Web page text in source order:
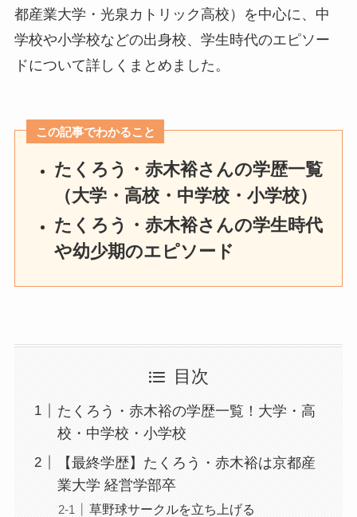
都産業大学・光泉カトリック高校）を中心に、中
学校や小学校などの出身校、学生時代のエピソー
ドについて詳しくまとめました。
この記事でわかること
たくろう・赤木裕さんの学歴一覧
（大学・高校・中学校・小学校）
たくろう・赤木裕さんの学生時代
や幼少期のエピソード
目次
たくろう・赤木裕の学歴一覧！大学・高
校・中学校・小学校
【最終学歴】たくろう・赤木裕は京都産
業大学 経営学部卒
草野球サークルを立ち上げる